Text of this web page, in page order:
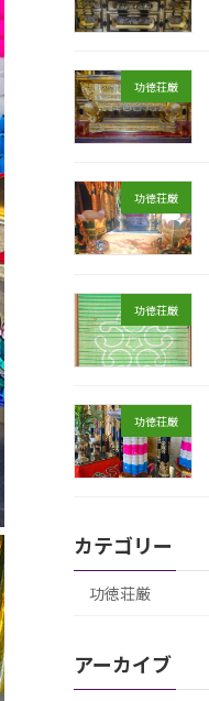
功徳荘厳
功徳荘厳
功徳荘厳
功徳荘厳
カテゴリー
功徳荘厳
アーカイブ